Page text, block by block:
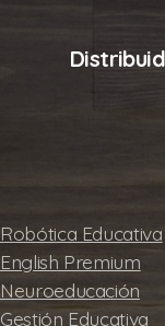
Robótica Educativa
English Premium
Neuroeducación
Gestión Educativa